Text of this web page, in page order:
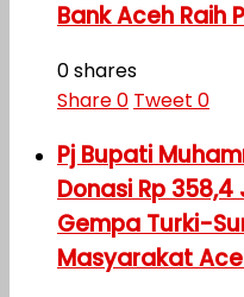
Bank Aceh Raih
0 shares
Share0 Tweet 0
Pj Bupati
Donasi Rp
Gempa Turki-
Masyarakat